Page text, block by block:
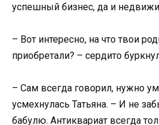
успешный бизнес, да и
– Вот интересно, на что твои
приобретали? – сердито
– Сам всегда говорил, нужно
усмехнулась Татьяна. – И не
бабулю. Антиквариат всегда